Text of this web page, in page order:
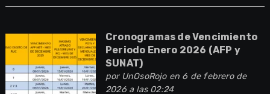
Cronogramas de Vencimiento
Periodo Enero 2026 (AFP y
SUNAT)
por UnOsoRojoen 6 de febrero de
2026 a las 02:24